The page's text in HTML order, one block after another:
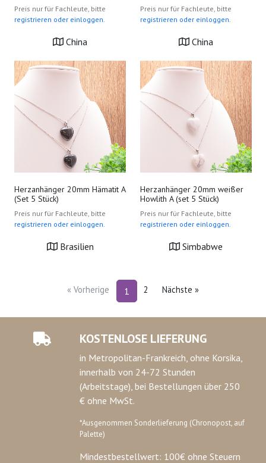
Preis nur für Fachleute, bitte
registrieren oder einloggen.
China
Preis nur für Fachleute, bitte
registrieren oder einloggen.
China
Herzanhänger 20mm Hämatit A
(Set 5 Stück)
Preis nur für Fachleute, bitte
registrieren oder einloggen.
Brasilien
Herzanhänger 20mm weißer
Howlith A (set 5 Stück)
Preis nur für Fachleute, bitte
registrieren oder einloggen.
Simbabwe
« Vorherige 1 2 Nächste »
KOSTENLOSE LIEFERUNG
in Metropolitan-Frankreich, ohne Korsika,
innerhalb von 24-72 Stunden
(Arbeitstage), bei Bestellungen über 250
€ ohne MwSt.
*Ausgenommen Sonderlieferung (Chronopost, auf
Palette)
Mindestbestellwert: 100€ ohne Steuern